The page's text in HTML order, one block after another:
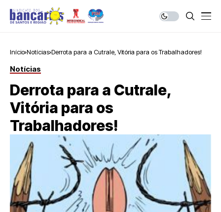
Início Notícias Derrota para a Cutrale, Vitória para os Trabalhadores!
Notícias
Derrota para a Cutrale,
Vitória para os
Trabalhadores!